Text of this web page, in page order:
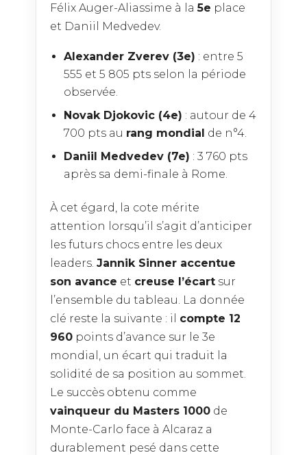
Félix Auger-Aliassime à la5e place
et Daniil Medvedev.
Alexander Zverev (3e) : entre 5
555 et 5 805 pts selon la période
observée.
Novak Djokovic (4e) : autour de 4
700 pts au rang mondial de n°4.
Daniil Medvedev (7e) : 3 760 pts
après sa demi-finale à Rome.
À cet égard, la cote mérite
attention lorsqu’il s’agit d’anticiper
les futurs chocs entre les deux
leaders. Jannik Sinner accentue
son avance et creuse l’écart sur
l’ensemble du tableau. La donnée
clé reste la suivante : il compte 12
960 points d’avance sur le 3e
mondial, un écart qui traduit la
solidité de sa position au sommet.
Le succès obtenu comme
vainqueur du Masters 1000 de
Monte-Carlo face à Alcaraz a
durablement pesé dans cette